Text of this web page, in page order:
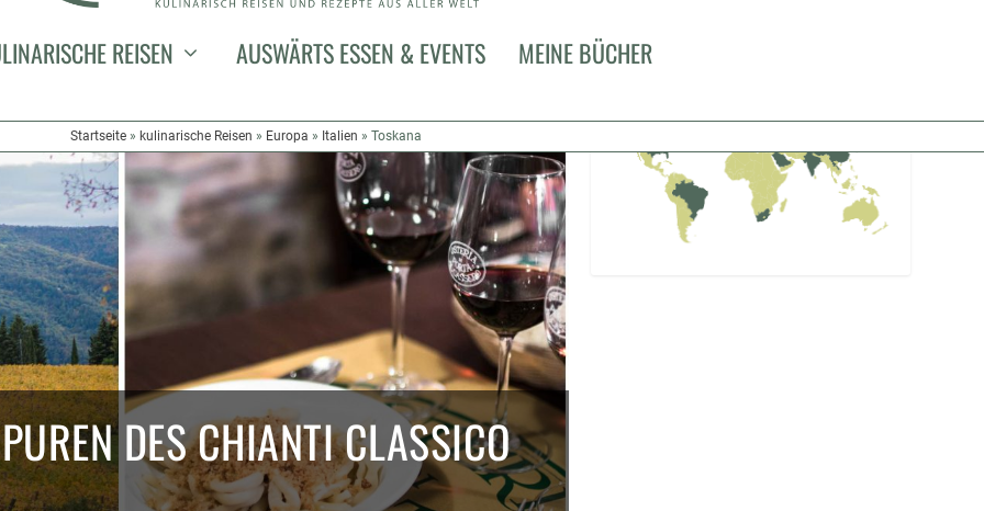
REISEN AUSWÄRTS ESSEN & EVENTS MEINE BÜCHER
Startseite » kulinarische Reisen » Europa » Italien » Toskana
DES CHIANTI CLASSICO
KULINARISCHE REISEN